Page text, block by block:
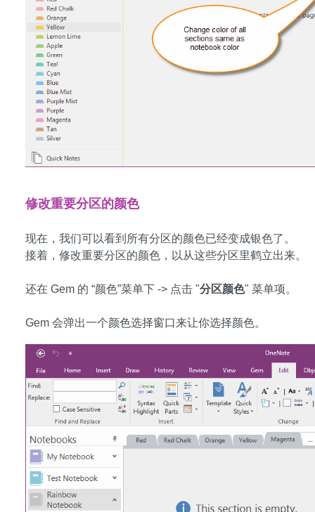
修改重要分区的颜色
现在，我们可以看到所有分区的颜色已经变成银色了。
接着，修改重要分区的颜色，以从这些分区里鹤立出来。
还在 Gem 的 “颜色”菜单下 -> 点击 "分区颜色" 菜单项。
Gem 会弹出一个颜色选择窗口来让你选择颜色。